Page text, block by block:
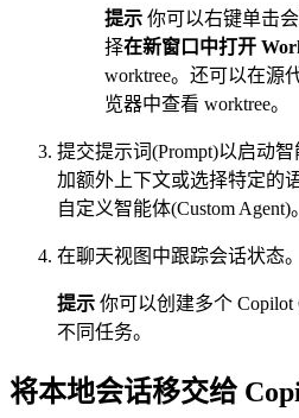
提示 你可以右键单击
择在新窗口中打开
worktree。还可以在源
览器中查看 worktree。
提交提示词(Prompt)以启动
加额外上下文或选择特定的
自定义智能体(Custom Agent)。
在聊天视图中跟踪会话状态。
提示 你可以创建多个
不同任务。
将本地会话移交给